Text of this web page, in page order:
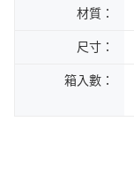
黑貓外島宅配
每筆NT$360
材質：
尺寸：
箱入數：